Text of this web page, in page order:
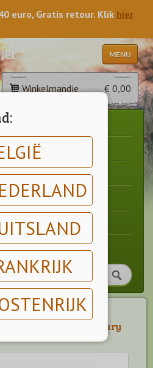
euro, Gratis retour. Klik hier
MENU
Winkelmandje € 0,00
Kat (Veterinary